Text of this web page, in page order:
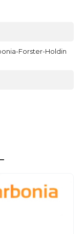
Forster-Holdin